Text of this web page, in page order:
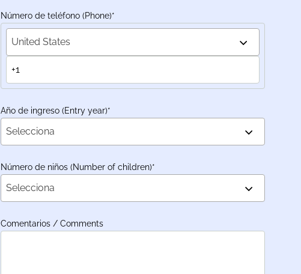
Número de teléfono (Phone)*
United States
Año de ingreso (Entry year)*
Selecciona
Número de niños (Number of children)*
Selecciona
Comentarios / Comments